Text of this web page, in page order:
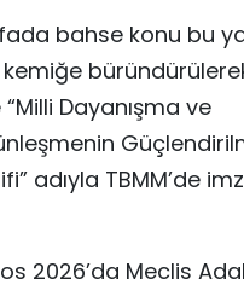
bahse konu bu
Dayanışma ve
adıyla TBMM’de
2026’da Meclis